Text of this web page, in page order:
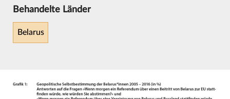
Behandelte Länder
Belarus